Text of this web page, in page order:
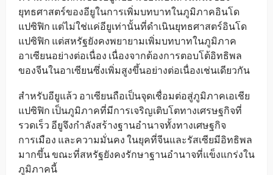
ยุทธศาสตร์ของอียูในการเพิ่มบทบาทในภูมิภาคอินโด
แปซิฟิก แต่ไม่ใช่แค่อียูเท่านั้นที่ดำเนินยุทธศาสตร์อินโด
แปซิฟิก แต่สหรัฐยังคงพยายามเพิ่มบทบาทในภูมิภาค
อาเซียนอย่างต่อเนื่อง เนื่องจากต้องการตอบโต้อิทธิพล
ของจีนในอาเซียนซึ่งเพิ่มสูงขึ้นอย่างต่อเนื่องเช่นเดียวกัน
สำหรับอียูแล้ว อาเซียนถือเป็นจุดเชื่อมต่อสู่ภูมิภาคเอเชีย
แปซิฟิก เป็นภูมิภาคที่มีการเจริญเติบโตทางเศรษฐกิจที่
รวดเร็ว อียูจึงกำลังสร้างฐานอำนาจทั้งทางเศษฐกิจ
การเมือง และความมั่นคง ในยุคที่จีนและรัสเซียมีอิทธิพล
มากขึ้น ขณะที่สหรัฐยังคงรักษาฐานอำนาจที่แข็งแกร่งใน
ภูมิภาคนี้